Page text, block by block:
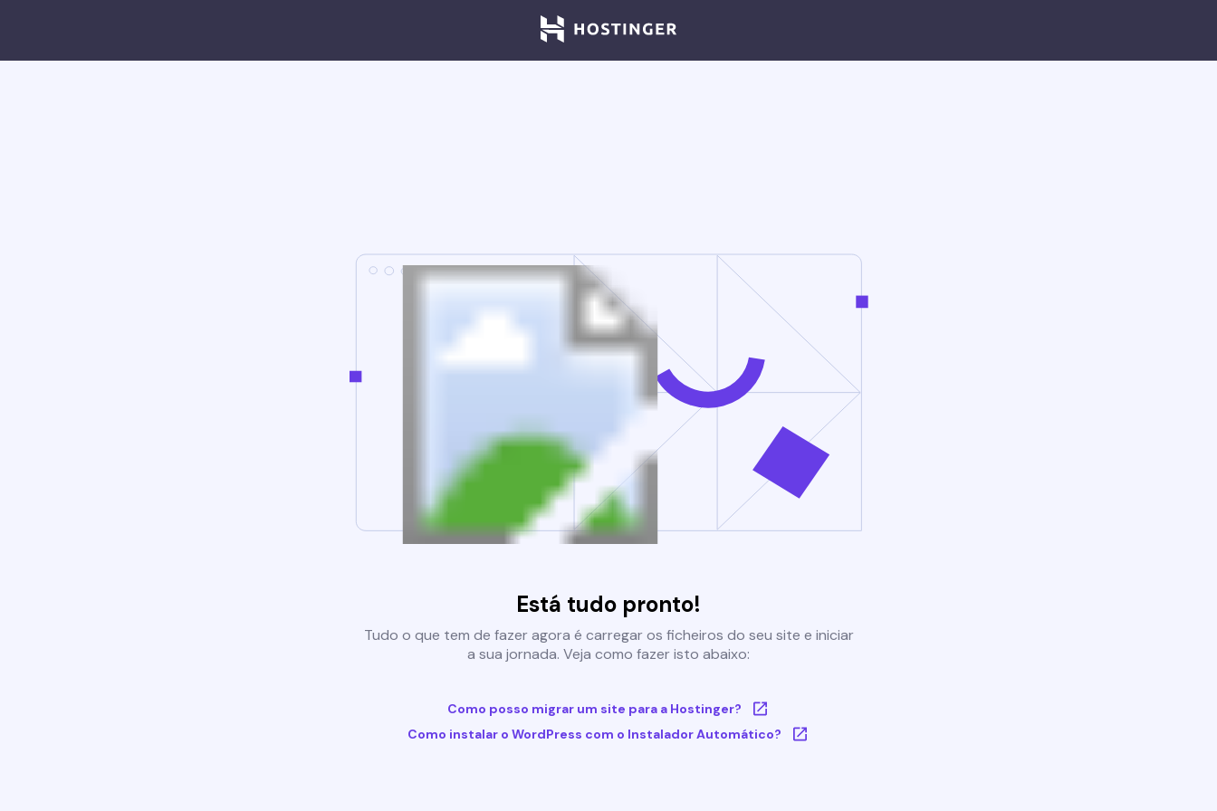
Está tudo pronto!
Tudo o que tem de fazer agora é carregar os ficheiros do seu site e iniciar
a sua jornada. Veja como fazer isto abaixo:
Como posso migrar um site para a Hostinger?
Como instalar o WordPress com o Instalador Automático?